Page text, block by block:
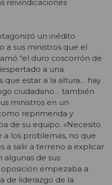
reivindicaciones
un inédito
a sus ministros que el
“el duro coscorrón de
a una
que estar a la altura… hay
ciudadano… también
ministros en un
reprimenda y
de su equipo. «Necesito
los problemas, no que
a salir a terreno a explicar
algunas de sus
empezaba a
de liderazgo de la